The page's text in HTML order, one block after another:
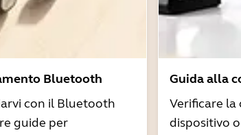
Bluetooth
con il Bluetooth
guide per
Guida alla
Verificare
dispositivo